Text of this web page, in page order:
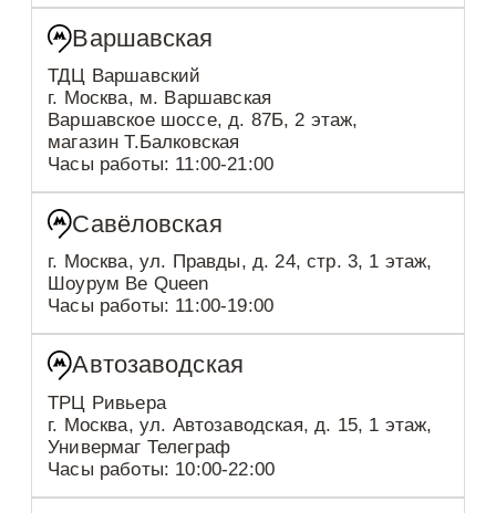
Варшавская
ТДЦ Варшавский
г. Москва, м. Варшавская
Варшавское шоссе, д. 87Б, 2 этаж,
магазин Т.Балковская
Часы работы: 11:00-21:00
Савёловская
г. Москва, ул. Правды, д. 24, стр. 3, 1 этаж,
Шоурум Be Queen
Часы работы: 11:00-19:00
Автозаводская
ТРЦ Ривьера
г. Москва, ул. Автозаводская, д. 15, 1 этаж,
Универмаг Телеграф
Часы работы: 10:00-22:00